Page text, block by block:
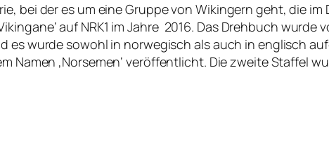
bei der es um eine Gruppe von Wikingern geht, die
auf NRK1 im Jahre 2016. Das Drehbuch wurde
es wurde sowohl in norwegisch als auch in englisch
Namen ‚Norsemen‘ veröffentlicht. Die zweite Staffel